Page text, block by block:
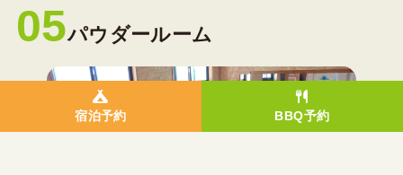
05パウダールーム
宿泊予約 BBQ予約